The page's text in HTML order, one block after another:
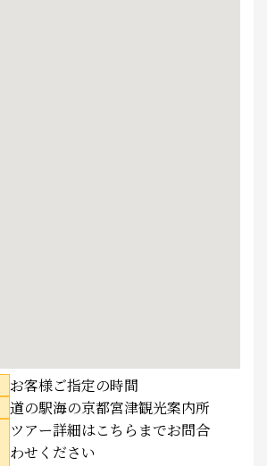
お客様ご指定の時間
道の駅海の京都宮津観光案内所
ツアー詳細はこちらまでお問合
わせください